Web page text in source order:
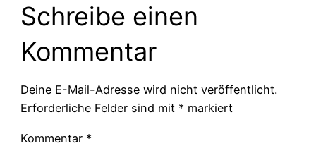
Schreibe einen
Kommentar
Deine E-Mail-Adresse wird nicht veröffentlicht.
Erforderliche Felder sind mit * markiert
Kommentar *